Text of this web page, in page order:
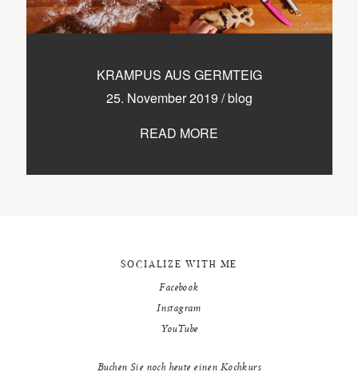
KRAMPUS AUS GERMTEIG
25. November 2019 /blog
READ MORE
9500 / VILLACH / KÄRNTEN
SOCIALIZE WITH ME
Facebook
Instagram
YouTube
Buchen Sie noch heute einen Kochkurs